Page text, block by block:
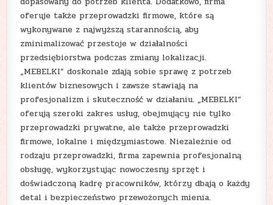
oferuje także przeprowadzki firmowe, które są
wykonywane z najwyższą starannością, aby
zminimalizować przestoje w działalności
przedsiębiorstwa podczas zmiany lokalizacji.
„MEBELKI” doskonale zdają sobie sprawę z potrzeb
klientów biznesowych i zawsze stawiają na
profesjonalizm i skuteczność w działaniu. „MEBELKI”
oferują szeroki zakres usług, obejmujący nie tylko
przeprowadzki prywatne, ale także przeprowadzki
firmowe, lokalne i międzymiastowe. Niezależnie od
rodzaju przeprowadzki, firma zapewnia profesjonalną
obsługę, wykorzystując nowoczesny sprzęt i
doświadczoną kadrę pracowników, którzy dbają o każdy
detal i bezpieczeństwo przewożonych mienia.